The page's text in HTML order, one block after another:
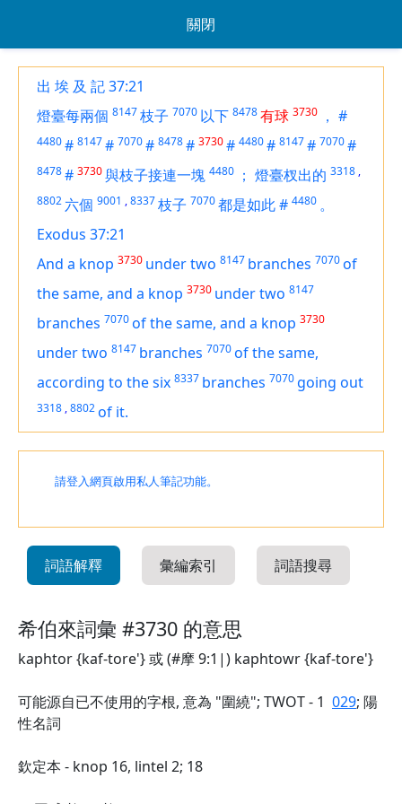
關閉
出 埃 及 記 37:21
燈臺每兩個 8147枝子 7070 以下 8478有球 3730 ， #
4480# 8147# 7070# 8478# 3730# 4480# 8147# 7070#
8478# 3730與枝子接連一塊 4480 ； 燈臺杈出的 3318 ,
8802 六個 9001 ,8337枝子 7070都是如此# 4480 。
Exodus 37:21
And a knop 3730 under two 8147 branches 7070of
the same, and a knop 3730 under two 8147
branches 7070of the same, and a knop 3730
under two 8147 branches 7070of the same,
according to the six 8337 branches 7070 going out
3318 ,8802of it.
請登入網頁啟用私人筆記功能。
詞語解釋 彙編索引 詞語搜尋
希伯來詞彙 #3730 的意思
kaphtor {kaf-tore'} 或 (#摩 9:1|) kaphtowr {kaf-tore'}
可能源自已不使用的字根, 意為 "圍繞"; TWOT - 1 029; 陽
性名詞
欽定本 - knop 16, lintel 2; 18